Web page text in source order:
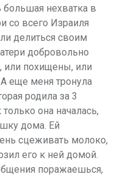
большая нехватка в
со всего Израиля
делиться своим
добровольно
или похищены, или
А еще меня тронула
родила за 3
она началась,
дома. Ей
сцеживать молоко,
его к ней домой.
поражаешься,